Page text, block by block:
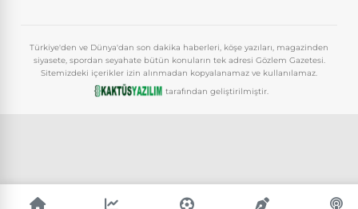
Türkiye'den ve Dünya'dan son dakika haberleri, köşe yazıları, magazinden
siyasete, spordan seyahate bütün konuların tek adresi Gözlem Gazetesi.
Sitemizdeki içerikler izin alınmadan kopyalanamaz ve kullanılamaz.
tarafından geliştirilmiştir.